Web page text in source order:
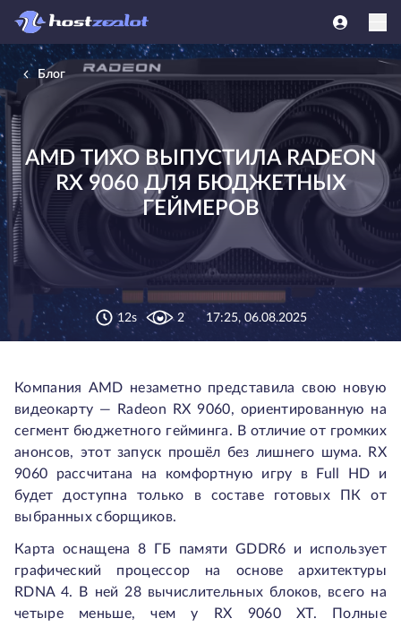
Блог
AMD ТИХО ВЫПУСТИЛА RADEON
RX 9060 ДЛЯ БЮДЖЕТНЫХ
ГЕЙМЕРОВ
12s 2 17:25, 06.08.2025
Компания AMD незаметно представила свою новую
видеокарту — Radeon RX 9060, ориентированную на
сегмент бюджетного гейминга. В отличие от громких
анонсов, этот запуск прошёл без лишнего шума. RX
9060 рассчитана на комфортную игру в Full HD и
будет доступна только в составе готовых ПК от
выбранных сборщиков.
Карта оснащена 8 ГБ памяти GDDR6 и использует
графический процессор на основе архитектуры
RDNA 4. В ней 28 вычислительных блоков, всего на
четыре меньше, чем у RX 9060 XT. Полные